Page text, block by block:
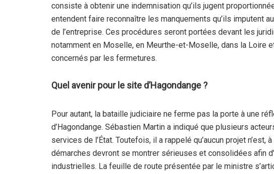
consiste à obtenir une indemnisation qu’ils jugent
entendent faire reconnaître les manquements qu’ils imputent
de l’entreprise. Ces procédures seront portées devant les
notamment en Moselle, en Meurthe-et-Moselle, dans la Loire
concernés par les fermetures.
Quel avenir pour le site d’Hagondange ?
Pour autant, la bataille judiciaire ne ferme pas la porte à une
d’Hagondange. Sébastien Martin a indiqué que plusieurs
services de l’État. Toutefois, il a rappelé qu’aucun projet n’est,
démarches devront se montrer sérieuses et consolidées afin
industrielles. La feuille de route présentée par le ministre